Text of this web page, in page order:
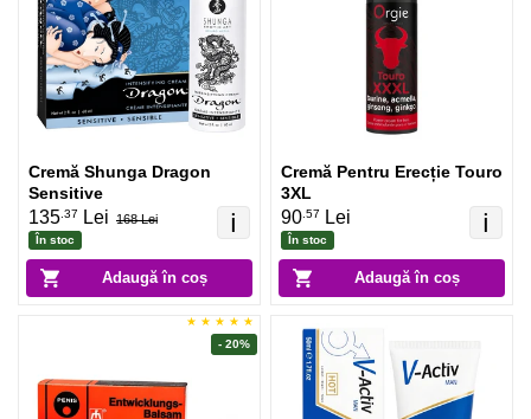
Adaugă în coș
ℹ️
Cremă Shunga Dragon
Sensitive
135 .37 Lei 168 Lei
În stoc
Adaugă în coș
ℹ️
Cremă Pentru Erecție Touro
3XL
90 .57 Lei
În stoc
- 20%